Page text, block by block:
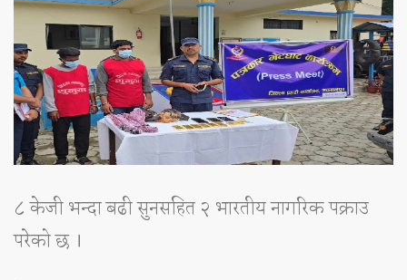
८ केजी भन्दा बढी सुनसहित २ भारतीय नागरिक पक्राउ
परेको छ ।